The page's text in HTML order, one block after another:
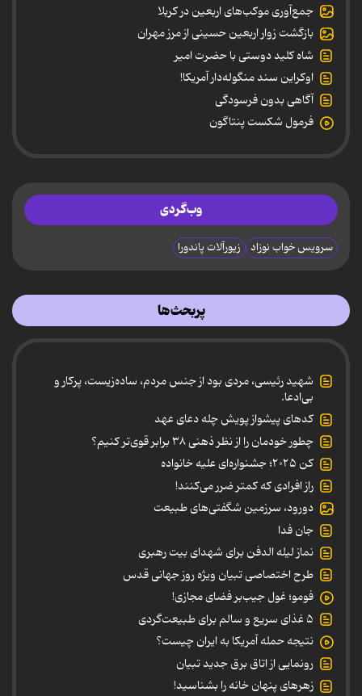
جمع‌آوری موکب‌های اربعین در کربلا
بازگشت زوار اربعین حسینی از مرز مهران
شاه کلید دوستی با حضرت امیر
اوکراین سند منگوله‌دار آمریکا!
آگاهی بدون فرسودگی
فرمول شکست پنتاگون
وب‌گردی
سرویس خواب نوزاد زیورآلات پاندورا
پربحث‌ها
شهید رئیسی، مردی بود از جنس مردم، ساده‌زیست، پرکار و
بی‌ادعا.
کدهای پیشواز پویش چله دعای عهد
چطور خودمان را از نظر ذهنی ۳۸ برابر قوی‌تر کنیم؟
کن ۲۰۲۵؛ جشنواره‌ای علیه خانواده
راز افرادی که کمتر ضرر می‌کنند!
دورود، سرزمین شگفتی‌های طبیعت
جان فدا
نماز لیله الدفن برای شهدای بیت رهبری
طرح اختصاصی تبیان ویژه روز جهانی قدس
فومو؛ غول جیب‌بر فضای مجازی!
۵ غذای سریع و سالم برای طبیعت‌گردی
نتیجه حمله آمریکا به ایران چیست؟
رونمایی از اتاق برق جدید تبیان
زهرهای پنهان خانه را بشناسید!